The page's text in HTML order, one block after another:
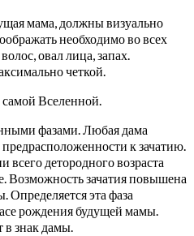
мама, должны визуально
необходимо во всех
овал лица, запах.
четкой.
Вселенной.
фазами. Любая дама
к зачатию.
всего детородного возраста
Возможность зачатия повышена
эта фаза
рождения будущей мамы.
в знак дамы.